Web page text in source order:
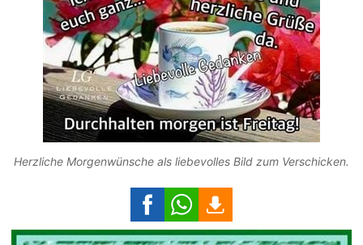
Herzliche Morgenwünsche als liebevolles Bild zum Verschicken.